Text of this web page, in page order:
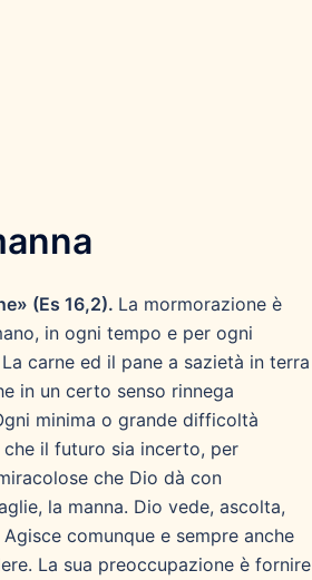
(Es 16,2). La mormorazione è
in ogni tempo e per ogni
carne ed il pane a sazietà in terra
in un certo senso rinnega
minima o grande difficoltà
il futuro sia incerto, per
che Dio dà con
la manna. Dio vede, ascolta,
comunque e sempre anche
La sua preoccupazione è fornire